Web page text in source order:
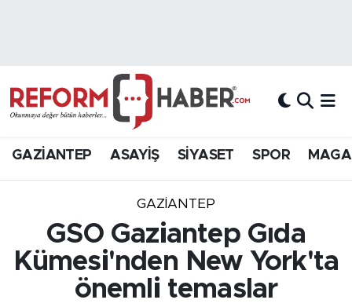
GAZİANTEP ASAYİŞ SİYASET SPOR
GAZIANTEP
GSO Gaziantep Gıda
Kümesi'nden New York'ta
önemli temaslar
Hava Durumu
Süper Lig Puan Durumu ve Fikstür
Son Dakika Haberleri
Haber Arşivi